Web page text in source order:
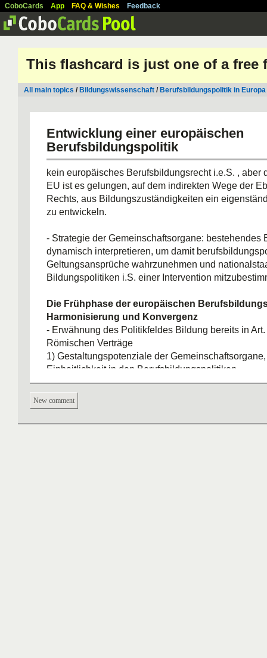
CoboCards App FAQ & Wishes Feedback
This flashcard is just one of a free
All main topics / Bildungswissenschaft / Berufsbildungspolitik in Europa
Entwicklung einer europäischen
Berufsbildungspolitik
kein europäisches Berufsbildungsrecht i.e.S. , aber
EU ist es gelungen, auf dem indirekten Wege der
Rechts, aus Bildungszuständigkeiten ein
zu entwickeln.
- Strategie der Gemeinschaftsorgane: bestehendes
dynamisch interpretieren, um damit
Geltungsansprüche wahrzunehmen und
Bildungspolitiken i.S. einer Intervention
Die Frühphase der europäischen
Harmonisierung und Konvergenz
- Erwähnung des Politikfeldes Bildung bereits in
Römischen Verträge
1) Gestaltungspotenziale der
Einheitlichkeit in den Berufsbildungspolitiken
1963 Harmonisierungsdoktrin
vom Rat der Europäischen Gemeinschaften
Grundsätze zur Durchführung der Berufsbildung zu
New comment